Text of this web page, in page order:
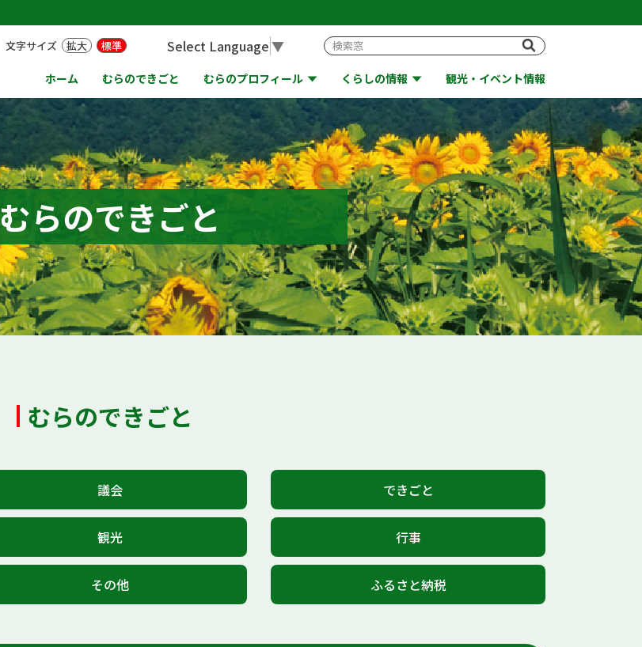
ホーム むらのできごと むらのプロフィール くらしの情報 観光・イベント情報
文字サイズ 拡大 標準 Select Language▼
むらのできごと
むらのできごと
議会 できごと
観光 行事
その他 ふるさと納税